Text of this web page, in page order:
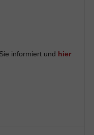
informiert und hier